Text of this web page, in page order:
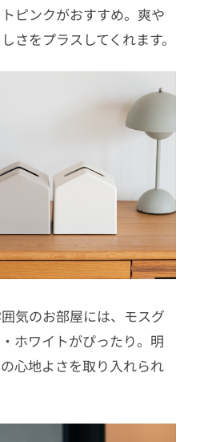
ピンクがおすすめ。爽や
さをプラスしてくれます。
気のお部屋には、モスグ
ホワイトがぴったり。明
心地よさを取り入れられ